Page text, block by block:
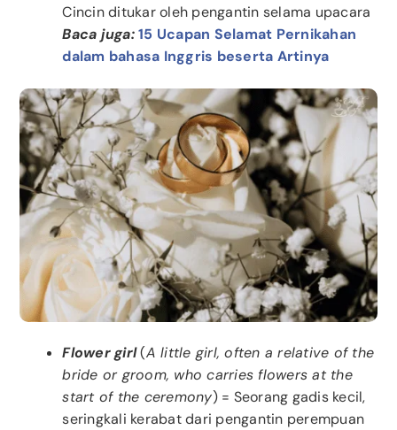
Cincin ditukar oleh pengantin selama upacara
Baca juga:15 Ucapan Selamat Pernikahan
dalam bahasa Inggris beserta Artinya
Flower girl(A little girl, often a relative of the
bride or groom, who carries flowers at the
start of the ceremony) = Seorang gadis kecil,
seringkali kerabat dari pengantin perempuan